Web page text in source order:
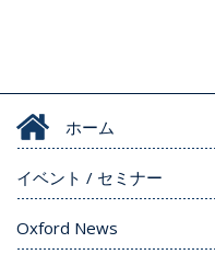
ホーム
イベント / セミナー
Oxford News